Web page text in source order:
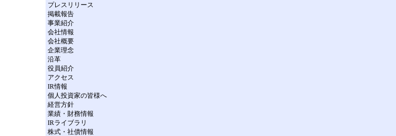
プレスリリース
掲載報告
事業紹介
会社情報
会社概要
企業理念
沿革
役員紹介
アクセス
IR情報
個人投資家の皆様へ
経営方針
業績・財務情報
IRライブラリ
株式・社債情報